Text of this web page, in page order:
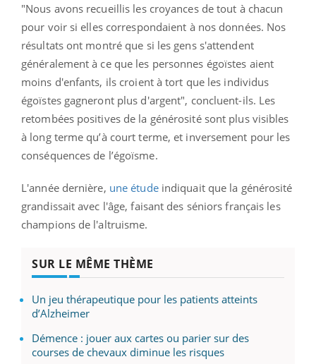
"Nous avons recueillis les croyances de tout à chacun
pour voir si elles correspondaient à nos données. Nos
résultats ont montré que si les gens s'attendent
généralement à ce que les personnes égoïstes aient
moins d'enfants, ils croient à tort que les individus
égoïstes gagneront plus d'argent", concluent-ils. Les
retombées positives de la générosité sont plus visibles
à long terme qu’à court terme, et inversement pour les
conséquences de l’égoïsme.
L'année dernière, une étudeindiquait que la générosité
grandissait avec l'âge, faisant des séniors français les
champions de l'altruisme.
SUR LE MÊME THÈME
Un jeu thérapeutique pour les patients atteints
d’Alzheimer
Démence : jouer aux cartes ou parier sur des
courses de chevaux diminue les risques